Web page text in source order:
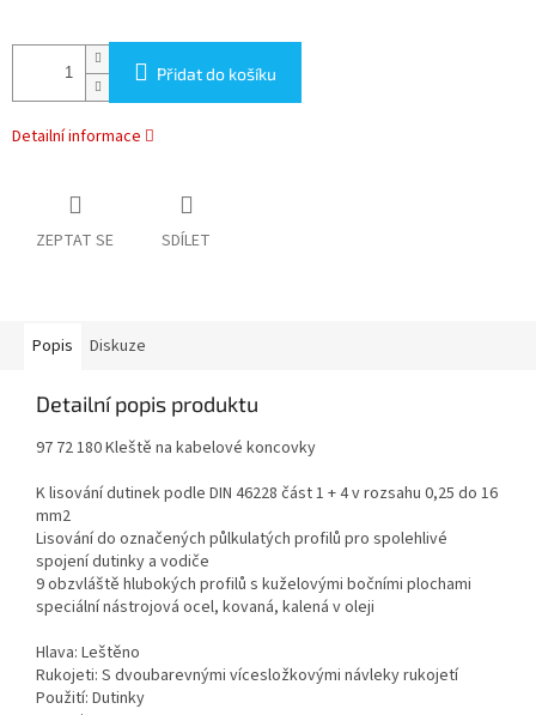
Přidat do košíku
Detailní informace
ZEPTAT SE SDÍLET
Popis Diskuze
Detailní popis produktu
97 72 180 Kleště na kabelové koncovky
K lisování dutinek podle DIN 46228 část 1 + 4 v rozsahu 0,25 do 16
mm2
Lisování do označených půlkulatých profilů pro spolehlivé
spojení dutinky a vodiče
9 obzvláště hlubokých profilů s kuželovými bočními plochami
speciální nástrojová ocel, kovaná, kalená v oleji
Hlava: Leštěno
Rukojeti: S dvoubarevnými vícesložkovými návleky rukojetí
Použití: Dutinky